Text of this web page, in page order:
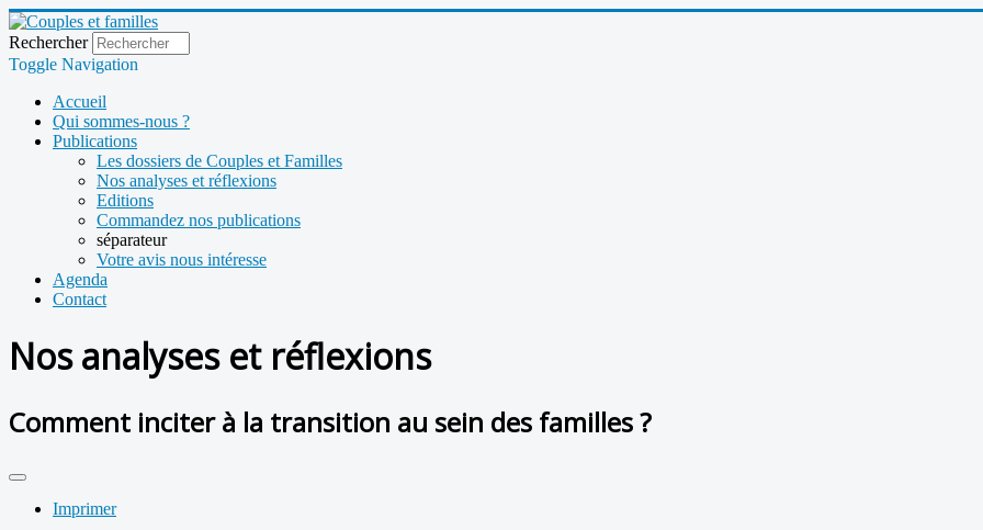
Rechercher
Toggle Navigation
Accueil
Qui sommes-nous ?
Publications
Les dossiers de Couples et Familles
Nos analyses et réflexions
Editions
Commandez nos publications
séparateur
Votre avis nous intéresse
Agenda
Contact
Nos analyses et réflexions
Comment inciter à la transition au sein des familles ?
Imprimer